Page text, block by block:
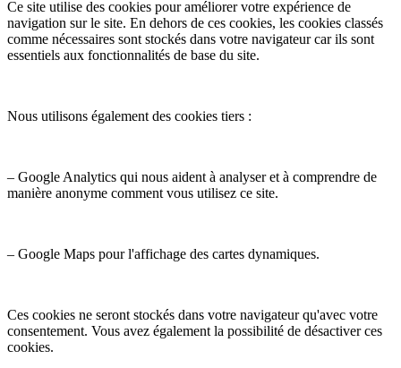
Ce site utilise des cookies pour améliorer votre expérience de
navigation sur le site. En dehors de ces cookies, les cookies classés
comme nécessaires sont stockés dans votre navigateur car ils sont
essentiels aux fonctionnalités de base du site.
Nous utilisons également des cookies tiers :
– Google Analytics qui nous aident à analyser et à comprendre de
manière anonyme comment vous utilisez ce site.
– Google Maps pour l'affichage des cartes dynamiques.
Ces cookies ne seront stockés dans votre navigateur qu'avec votre
consentement. Vous avez également la possibilité de désactiver ces
cookies.